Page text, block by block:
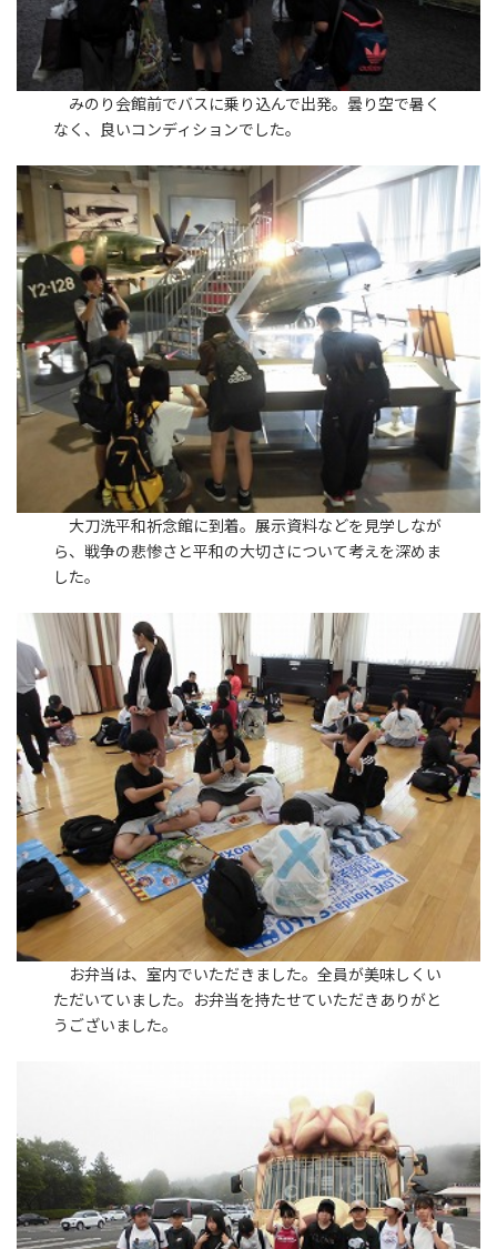
みのり会館前でバスに乗り込んで出発。曇り空で暑く
なく、良いコンディションでした。
大刀洗平和祈念館に到着。展示資料などを見学しなが
ら、戦争の悲惨さと平和の大切さについて考えを深めま
した。
お弁当は、室内でいただきました。全員が美味しくい
ただいていました。お弁当を持たせていただきありがと
うございました。